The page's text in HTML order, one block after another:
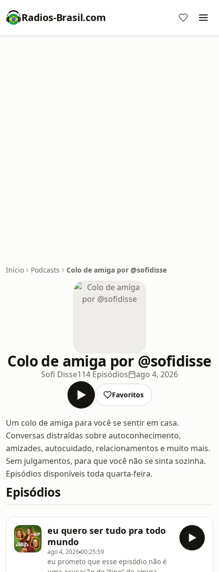
Radios-Brasil.com
Início Podcasts Colo de amiga por @sofidisse
Colo de amiga por @sofidisse
Sofi Disse114 Episódios ago 4, 2026
Favoritos
Um colo de amiga para você se sentir em casa.
Conversas distraídas sobre autoconhecimento,
amizades, autocuidado, relacionamentos e muito mais.
Sem julgamentos, para que você não se sinta sozinha.
Episódios disponíveis toda quarta-feira.
Episódios
eu quero ser tudo pra todo
mundo
ago 4, 202600:25:59
eu prometo que esse episódio não é